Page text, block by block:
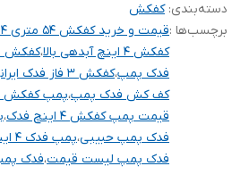
دسته‌بندی:کفکش
برچسب‌ها :قیمت و خرید کفکش 54 متری 4 اینچ سه فاز فدک
کفکش 4 اینچ آبدهی بالا
،کفکش
فدک پمپ،کفکش 3 فاز فدک ایرانی
کف کش فدک پمپ،پمپ کفکش
قیمت پمپ کفکش 4 اینچ فدک
،
فدک پمپ حبیبی،پمپ فدک 4 اینچ
فدک پمپ لیست قیمت،فدک